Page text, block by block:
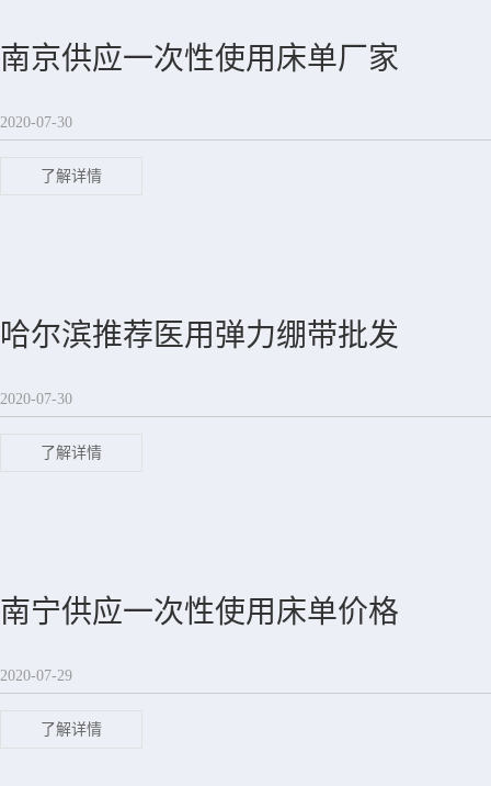
南京供应一次性使用床单厂家
2020-07-30
了解详情
哈尔滨推荐医用弹力绷带批发
2020-07-30
了解详情
南宁供应一次性使用床单价格
2020-07-29
了解详情